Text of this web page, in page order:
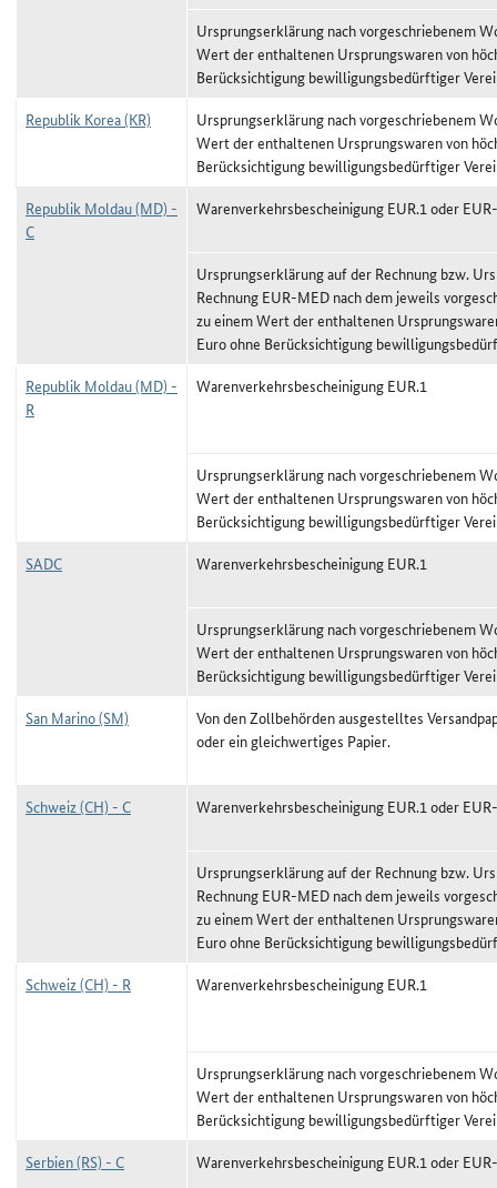
Ursprungserklärung nach vorgeschriebenem
Wert der enthaltenen Ursprungswaren von
Berücksichtigung bewilligungsbedürftiger
Republik Korea (KR)
Ursprungserklärung nach vorgeschriebenem
Wert der enthaltenen Ursprungswaren von
Berücksichtigung bewilligungsbedürftiger
Republik Moldau (MD) -
C
Warenverkehrsbescheinigung EUR.1 oder
Ursprungserklärung auf der Rechnung bzw.
Rechnung EUR-MED nach dem jeweils
zu einem Wert der enthaltenen
Euro ohne Berücksichtigung
Republik Moldau (MD) -
R
Warenverkehrsbescheinigung EUR.1
Ursprungserklärung nach vorgeschriebenem
Wert der enthaltenen Ursprungswaren von
Berücksichtigung bewilligungsbedürftiger
SADC
Warenverkehrsbescheinigung EUR.1
Ursprungserklärung nach vorgeschriebenem
Wert der enthaltenen Ursprungswaren von
Berücksichtigung bewilligungsbedürftiger
San Marino (SM)
Von den Zollbehörden ausgestelltes
oder ein gleichwertiges Papier.
Schweiz (CH) - C Warenverkehrsbescheinigung EUR.1 oder
Ursprungserklärung auf der Rechnung bzw.
Rechnung EUR-MED nach dem jeweils
zu einem Wert der enthaltenen
Euro ohne Berücksichtigung
Schweiz (CH) - R
Warenverkehrsbescheinigung EUR.1
Ursprungserklärung nach vorgeschriebenem
Wert der enthaltenen Ursprungswaren von
Berücksichtigung bewilligungsbedürftiger
Serbien (RS) - C
Warenverkehrsbescheinigung EUR.1 oder